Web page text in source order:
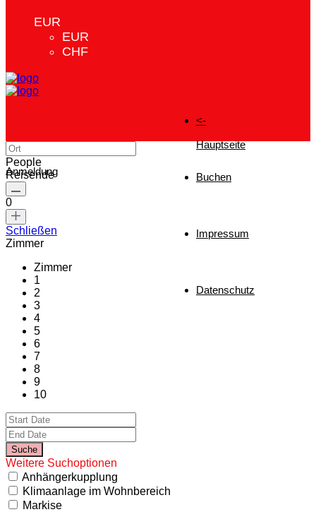
EUR
EUR
CHF
<-
Hauptseite
Buchen
Impressum
Datenschutz
Anmeldung
People
Reisende
0
Schließen
Zimmer
Zimmer
1
2
3
4
5
6
7
8
9
10
Weitere Suchoptionen
Anhängerkupplung
Klimaanlage im Wohnbereich
Markise